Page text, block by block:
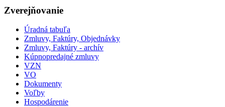
Zverejňovanie
Úradná tabuľa
Zmluvy, Faktúry, Objednávky
Zmluvy, Faktúry - archív
Kúpnopredajné zmluvy
VZN
VO
Dokumenty
Voľby
Hospodárenie